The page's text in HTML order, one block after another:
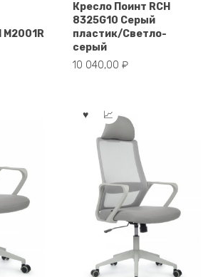
M2001R
Кресло Поинт RCH
8325G10 Серый
пластик/Светло-
серый
10 040,00 ₽